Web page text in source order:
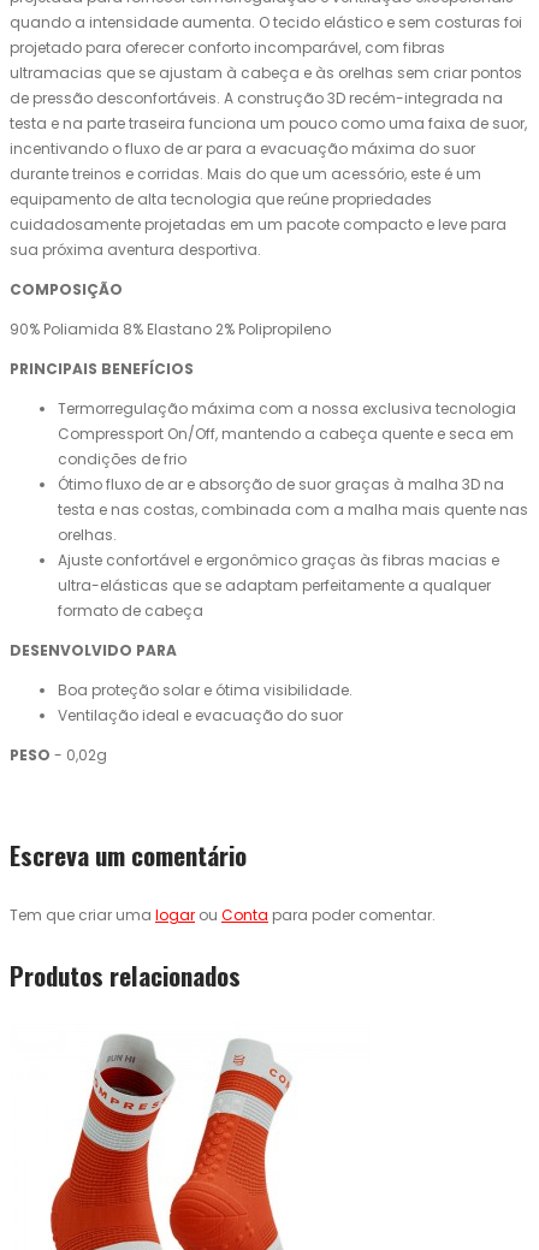
quando a intensidade aumenta. O tecido elástico e sem costuras foi
projetado para oferecer conforto incomparável, com fibras
ultramacias que se ajustam à cabeça e às orelhas sem criar pontos
de pressão desconfortáveis. A construção 3D recém-integrada na
testa e na parte traseira funciona um pouco como uma faixa de suor,
incentivando o fluxo de ar para a evacuação máxima do suor
durante treinos e corridas. Mais do que um acessório, este é um
equipamento de alta tecnologia que reúne propriedades
cuidadosamente projetadas em um pacote compacto e leve para
sua próxima aventura desportiva.
COMPOSIÇÃO
90% Poliamida 8% Elastano 2% Polipropileno
PRINCIPAIS BENEFÍCIOS
Termorregulação máxima com a nossa exclusiva tecnologia
Compressport On/Off, mantendo a cabeça quente e seca em
condições de frio
Ótimo fluxo de ar e absorção de suor graças à malha 3D na
testa e nas costas, combinada com a malha mais quente nas
orelhas.
Ajuste confortável e ergonômico graças às fibras macias e
ultra-elásticas que se adaptam perfeitamente a qualquer
formato de cabeça
DESENVOLVIDO PARA
Boa proteção solar e ótima visibilidade.
Ventilação ideal e evacuação do suor
PESO - 0,02g
Escreva um comentário
Tem que criar uma logar ou Conta para poder comentar.
Produtos relacionados